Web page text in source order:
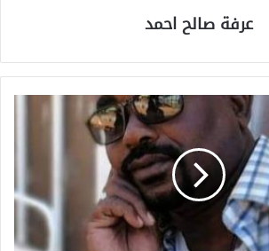
عرفة صالح احمد